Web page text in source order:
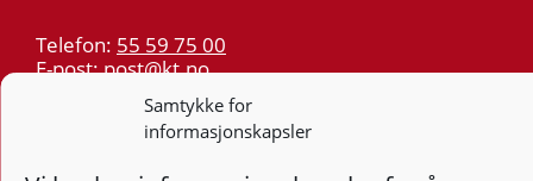
Samtykke for
informasjonskapsler
Telefon: 55 59 75 00
E-post:post@kt.no
Nyhetsvarsel >>